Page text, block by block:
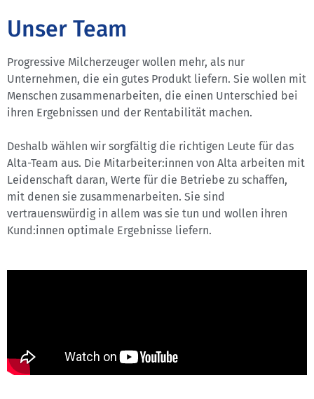
Unser Team
Progressive Milcherzeuger wollen mehr, als nur
Unternehmen, die ein gutes Produkt liefern. Sie wollen mit
Menschen zusammenarbeiten, die einen Unterschied bei
ihren Ergebnissen und der Rentabilität machen.
Deshalb wählen wir sorgfältig die richtigen Leute für das
Alta-Team aus. Die Mitarbeiter:innen von Alta arbeiten mit
Leidenschaft daran, Werte für die Betriebe zu schaffen,
mit denen sie zusammenarbeiten. Sie sind
vertrauenswürdig in allem was sie tun und wollen ihren
Kund:innen optimale Ergebnisse liefern.